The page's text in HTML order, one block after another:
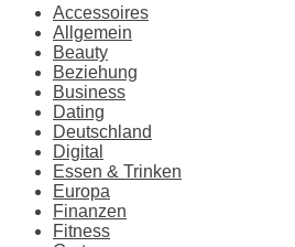
Accessoires
Allgemein
Beauty
Beziehung
Business
Dating
Deutschland
Digital
Essen & Trinken
Europa
Finanzen
Fitness